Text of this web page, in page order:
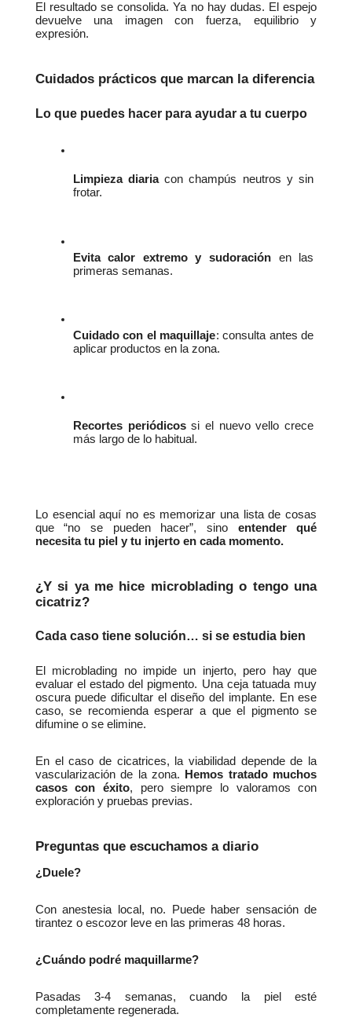
El resultado se consolida. Ya no hay dudas. El espejo
devuelve una imagen con fuerza, equilibrio y
expresión.
Cuidados prácticos que marcan la diferencia
Lo que puedes hacer para ayudar a tu cuerpo
Limpieza diaria con champús neutros y sin
frotar.
Evita calor extremo y sudoración en las
primeras semanas.
Cuidado con el maquillaje: consulta antes de
aplicar productos en la zona.
Recortes periódicos si el nuevo vello crece
más largo de lo habitual.
Lo esencial aquí no es memorizar una lista de cosas
que “no se pueden hacer”, sino entender qué
necesita tu piel y tu injerto en cada momento.
¿Y si ya me hice microblading o tengo una
cicatriz?
Cada caso tiene solución… si se estudia bien
El microblading no impide un injerto, pero hay que
evaluar el estado del pigmento. Una ceja tatuada muy
oscura puede dificultar el diseño del implante. En ese
caso, se recomienda esperar a que el pigmento se
difumine o se elimine.
En el caso de cicatrices, la viabilidad depende de la
vascularización de la zona.
Hemos tratado muchos
casos con éxito, pero siempre lo valoramos con
exploración y pruebas previas.
Preguntas que escuchamos a diario
¿Duele?
Con anestesia local, no. Puede haber sensación de
tirantez o escozor leve en las primeras 48 horas.
¿Cuándo podré maquillarme?
Pasadas 3-4 semanas, cuando la piel esté
completamente regenerada.